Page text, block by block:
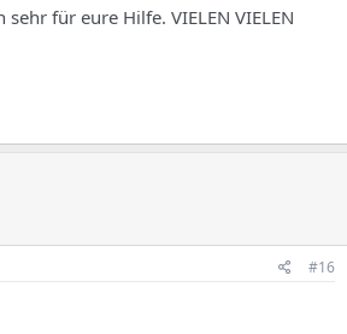
für eure Hilfe. VIELEN VIELEN
#16